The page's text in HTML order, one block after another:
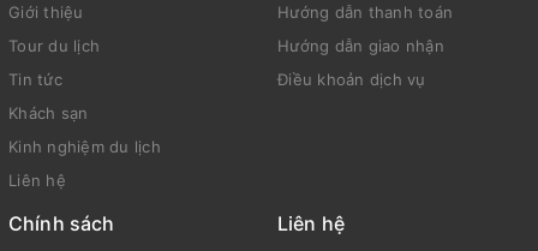
Giới thiệu
Tour du lịch
Tin tức
Khách sạn
Kinh nghiệm du lịch
Liên hệ
Hướng dẫn thanh toán
Hướng dẫn giao nhận
Điều khoản dịch vụ
Chính sách Liên hệ